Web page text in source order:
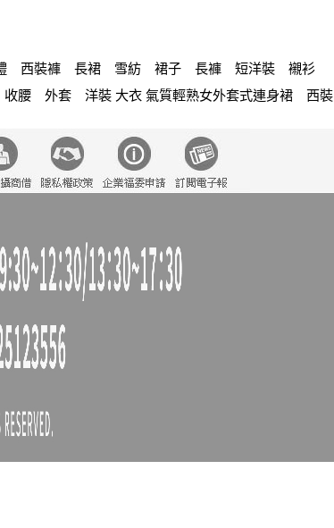
西裝褲 長裙 雪紡 裙子 長褲 短洋裝
襯衫
收腰 外套 洋裝 大衣 氣質輕熟女外套式連身裙
西裝
身 6532 絲巾 久站鞋 6533 無袖
藍色 泡泡袖 鏤空 7707 短袖上衣